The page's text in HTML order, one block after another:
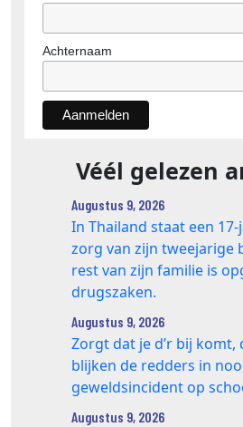
Achternaam
Véél gelezen
Augustus 9, 2026
In Thailand staat een
zorg van zijn tweejarige
rest van zijn familie is
drugszaken.
Augustus 9, 2026
Zorgt dat je d’r bij komt,
blijken de redders in
geweldsincident op
Augustus 9, 2026